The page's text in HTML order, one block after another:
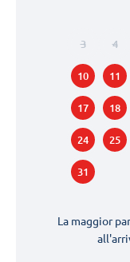
La maggior
3 4
10 11
17 18
24 25
31